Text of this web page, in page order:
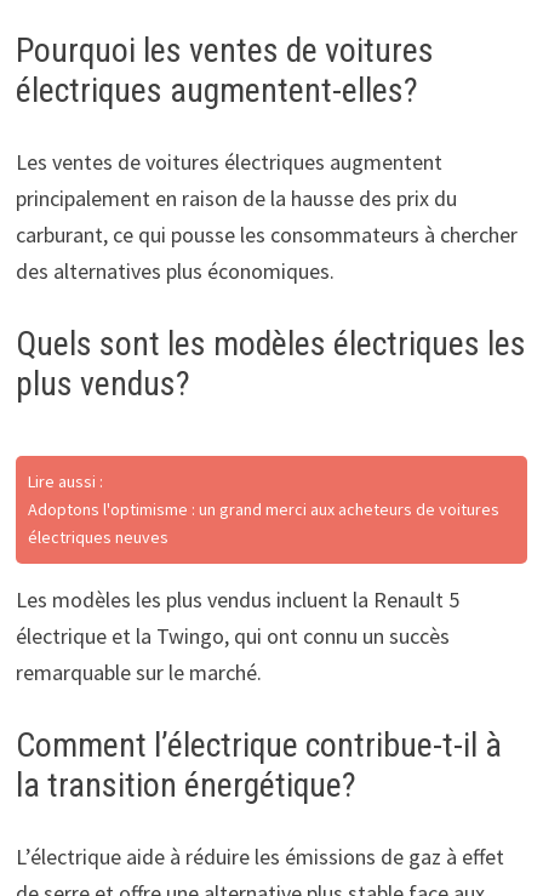
Pourquoi les ventes de voitures
électriques augmentent-elles?
Les ventes de voitures électriques augmentent
principalement en raison de la hausse des prix du
carburant, ce qui pousse les consommateurs à chercher
des alternatives plus économiques.
Quels sont les modèles électriques les
plus vendus?
Lire aussi :
Adoptons l'optimisme : un grand merci aux acheteurs de voitures
électriques neuves
Les modèles les plus vendus incluent la Renault 5
électrique et la Twingo, qui ont connu un succès
remarquable sur le marché.
Comment l’électrique contribue-t-il à
la transition énergétique?
L’électrique aide à réduire les émissions de gaz à effet